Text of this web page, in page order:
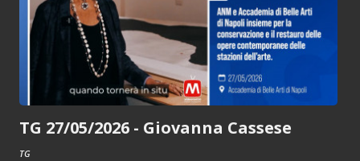
TG 27/05/2026 - Giovanna Cassese
TG